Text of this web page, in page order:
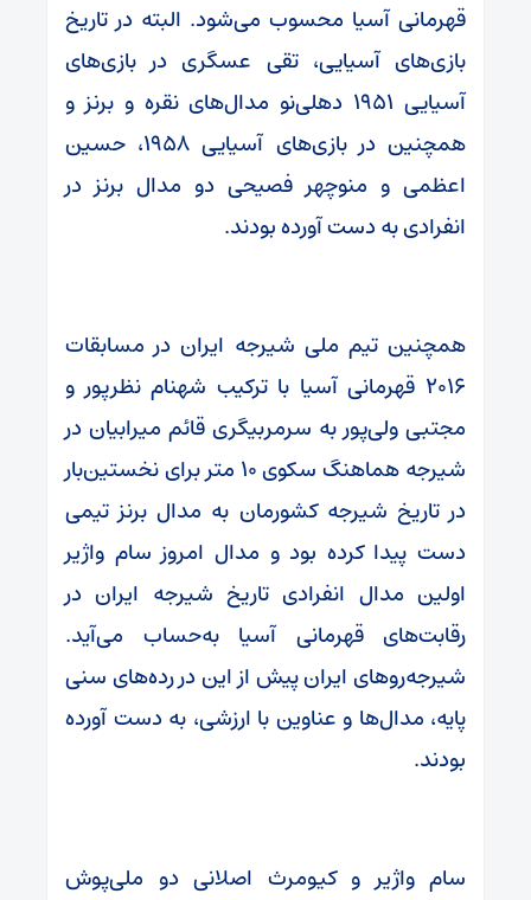
قهرمانی آسیا محسوب می‌شود. البته در تاریخ
بازی‌های آسیایی، تقی عسگری در بازی‌های
آسیایی ۱۹۵۱ دهلی‌نو مدال‌های نقره و برنز و
همچنین در بازی‌های آسیایی ۱۹۵۸، حسین
اعظمی و منوچهر فصیحی دو مدال برنز در
انفرادی به دست آورده بودند.
همچنین تیم ملی شیرجه ایران در مسابقات
۲۰۱۶ قهرمانی آسیا با ترکیب شهنام نظرپور و
مجتبی ولی‌پور به سرمربیگری قائم میرابیان در
شیرجه هماهنگ سکوی ۱۰ متر برای نخستین‌بار
در تاریخ شیرجه کشورمان به مدال برنز تیمی
دست پیدا کرده بود و مدال امروز سام واژیر
اولین مدال انفرادی تاریخ شیرجه ایران در
رقابت‌های قهرمانی آسیا به‌حساب می‌آید.
شیرجه‌روهای ایران پیش از این در رده‌های سنی
پایه، مدال‌ها و عناوین با ارزشی، به دست آورده
بودند.
سام واژیر و کیومرث اصلانی دو ملی‌پوش